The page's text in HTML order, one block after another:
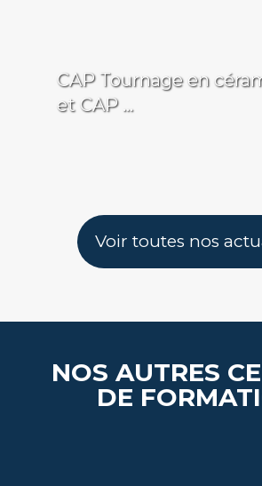
CAP Tournage en
et CAP ...
Voir toutes nos
NOS AUTRES
DE